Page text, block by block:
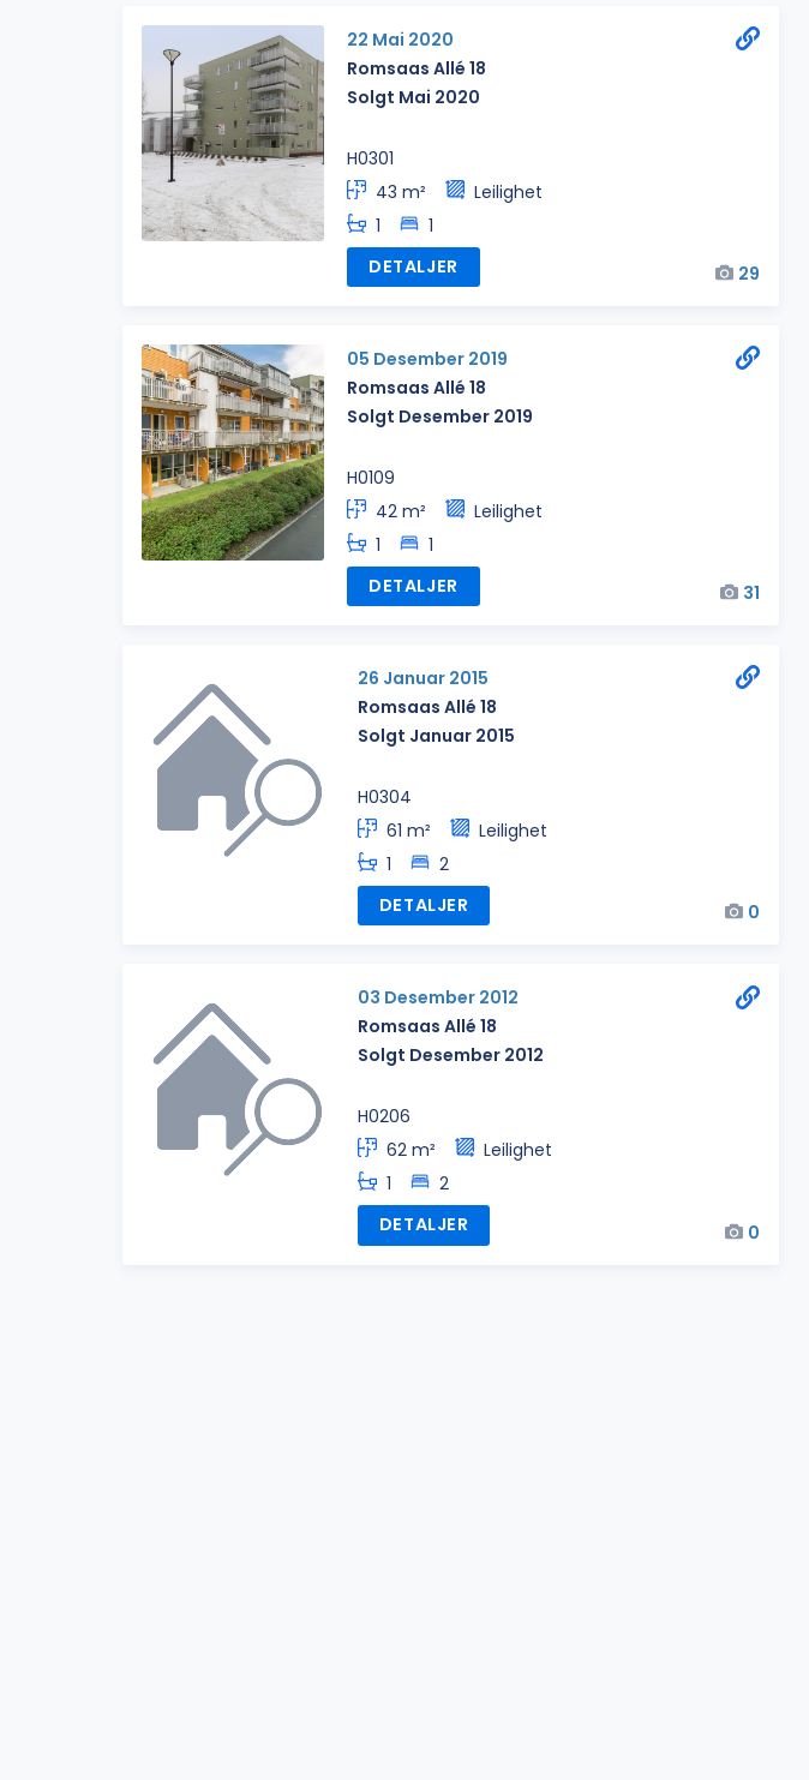
22 Mai 2020
Romsaas Allé 18
Solgt Mai 2020
H0301
43 m²
Leilighet
1
1
DETALJER
29
05 Desember 2019
Romsaas Allé 18
Solgt Desember 2019
H0109
42 m²
Leilighet
1
1
DETALJER
31
26 Januar 2015
Romsaas Allé 18
Solgt Januar 2015
H0304
61 m²
Leilighet
1
2
DETALJER
0
03 Desember 2012
Romsaas Allé 18
Solgt Desember 2012
H0206
62 m²
Leilighet
1
2
DETALJER
0